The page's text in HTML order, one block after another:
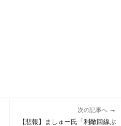
次の記事へ →
【悲報】ましゅー氏「利敵回線ぶ